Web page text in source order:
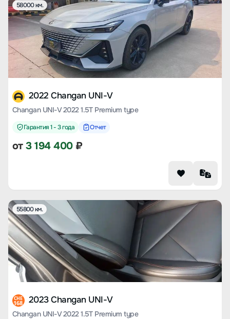
58000 км.
2022 Changan UNI-V
Changan UNI-V 2022 1.5T Premium type
Гарантия 1 - 3 года Отчет
от3 194 400₽
55800 км.
CHE
168 2023 Changan UNI-V
Changan UNI-V 2022 1.5T Premium type